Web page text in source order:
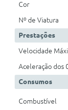
Cor
Nº de Viatura
Prestações
Velocidade
Aceleração dos
Consumos
Combustível